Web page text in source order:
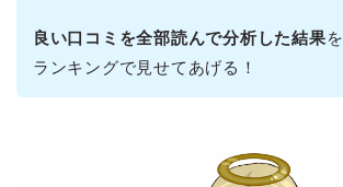
良い口コミを全部読んで分析した結果を
ランキングで見せてあげる！